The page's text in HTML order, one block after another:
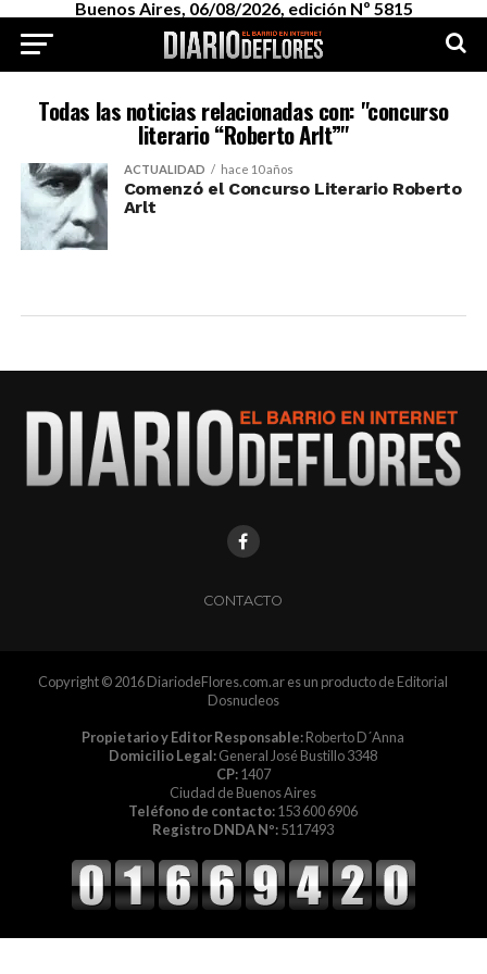
Buenos Aires, 06/08/2026, edición Nº 5815
Todas las noticias relacionadas con: "concurso
literario “Roberto Arlt”"
ACTUALIDAD hace 10 años
Comenzó el Concurso Literario Roberto
Arlt
CONTACTO
Copyright © 2016 DiariodeFlores.com.ar es un producto de Editorial
Dosnucleos
Propietario y Editor Responsable:Roberto D´Anna
Domicilio Legal:General José Bustillo 3348
CP:1407
Ciudad de Buenos Aires
Teléfono de contacto:153 600 6906
Registro DNDA Nº:5117493